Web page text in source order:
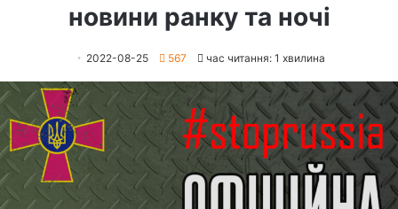
новини ранку та ночі
2022-08-25 567 час читання: 1 хвилина